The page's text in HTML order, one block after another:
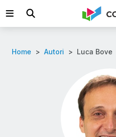
Home Autori Luca Bove